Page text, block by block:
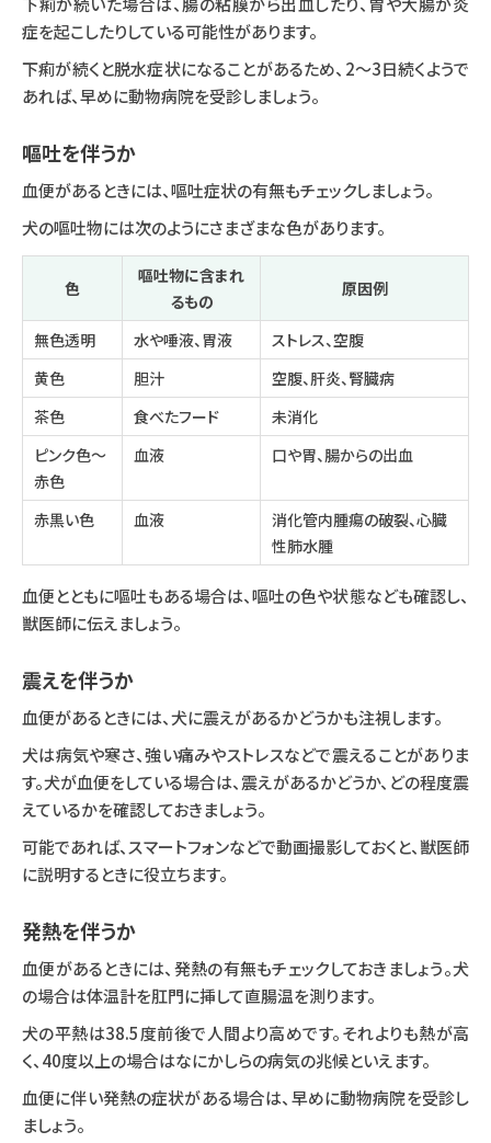
症を起こしたりしている可能性があります。
下痢が続くと脱水症状になることがあるため、2～3日続くようで
あれば、早めに動物病院を受診しましょう。
嘔吐を伴うか
血便があるときには、嘔吐症状の有無もチェックしましょう。
犬の嘔吐物には次のようにさまざまな色があります。
色
嘔吐物に含まれ
るもの
原因例
無色透明 水や唾液、胃液
ストレス、空腹
黄色
胆汁
空腹、肝炎、腎臓病
茶色
食べたフード
未消化
ピンク色～
赤色
血液 口や胃、腸からの出血
赤黒い色 血液
消化管内腫瘍の破裂、心臓
性肺水腫
血便とともに嘔吐もある場合は、嘔吐の色や状態なども確認し、
獣医師に伝えましょう。
震えを伴うか
血便があるときには、犬に震えがあるかどうかも注視します。
犬は病気や寒さ、強い痛みやストレスなどで震えることがありま
す。犬が血便をしている場合は、震えがあるかどうか、どの程度震
えているかを確認しておきましょう。
可能であれば、スマートフォンなどで動画撮影しておくと、獣医師
に説明するときに役立ちます。
発熱を伴うか
血便があるときには、発熱の有無もチェックしておきましょう。犬
の場合は体温計を肛門に挿して直腸温を測ります。
犬の平熱は38.5度前後で人間より高めです。それよりも熱が高
く、40度以上の場合はなにかしらの病気の兆候といえます。
血便に伴い発熱の症状がある場合は、早めに動物病院を受診し
ましょう。